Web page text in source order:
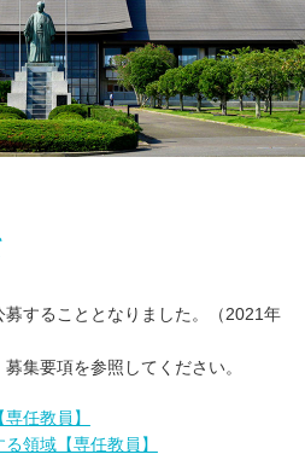
活動
することとなりました。（2021年
集要項を参照してください。
任教員】
領域【専任教員】